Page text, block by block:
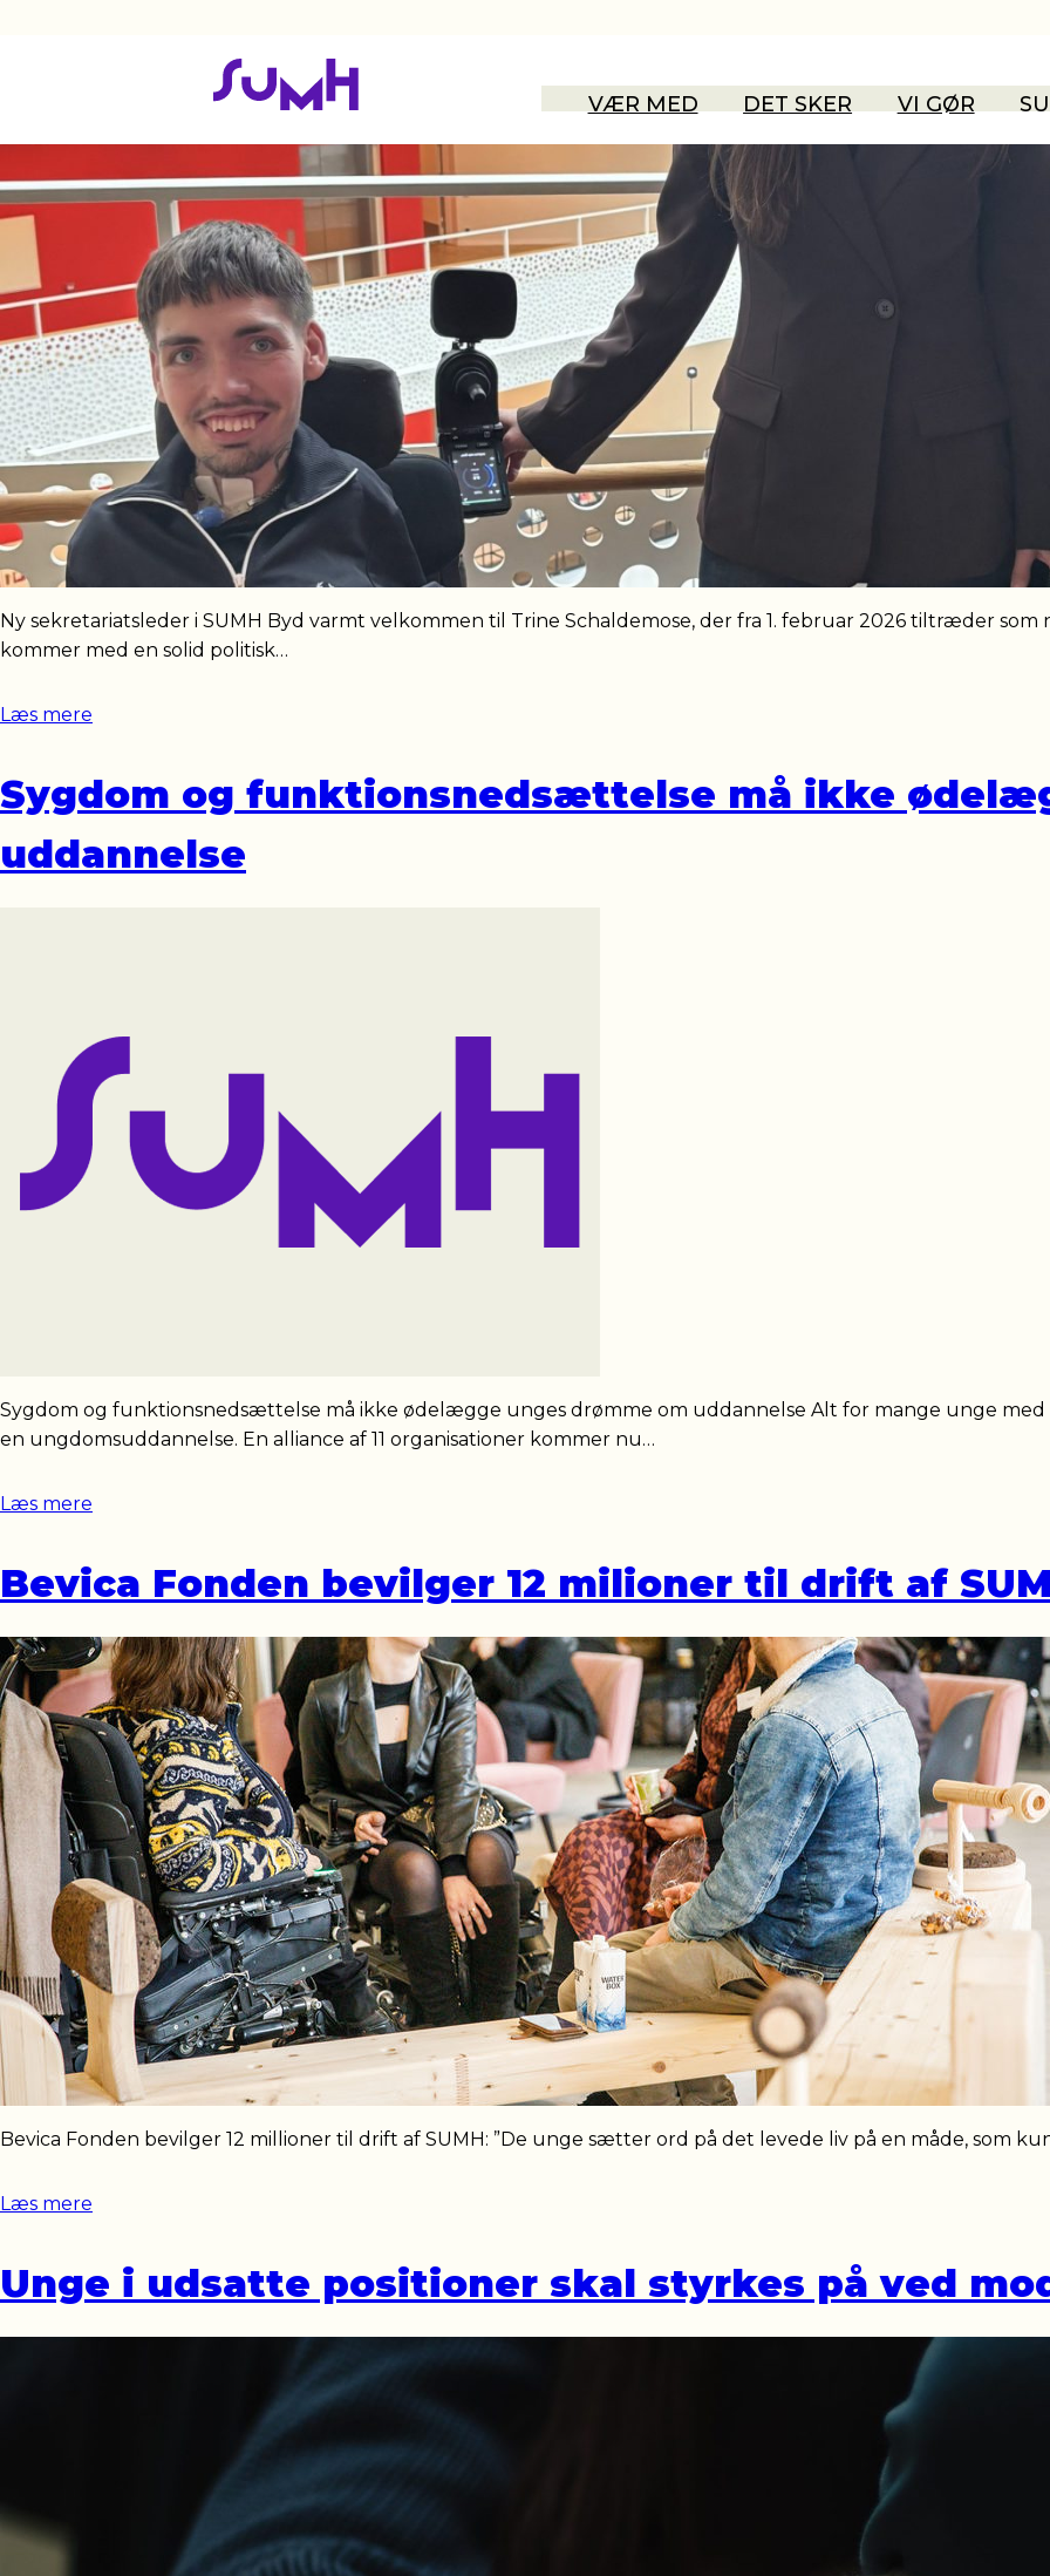
VÆR MED DET SKER VI GØR
Ny sekretariatsleder i SUMH
Ny sekretariatsleder i SUMH Byd varmt velkommen til Trine Schaldemose, der fra 1. februar 2026 tiltræder som
kommer med en solid politisk…
Læs mere
Sygdom og funktionsnedsættelse må ikke
uddannelse
Sygdom og funktionsnedsættelse må ikke ødelægge unges drømme om uddannelse Alt for mange unge
en ungdomsuddannelse. En alliance af 11 organisationer kommer nu…
Læs mere
Bevica Fonden bevilger 12 milioner til drift af
Bevica Fonden bevilger 12 millioner til drift af SUMH: ”De unge sætter ord på det levede liv på en måde, som
Læs mere
Unge i udsatte positioner skal styrkes på ved